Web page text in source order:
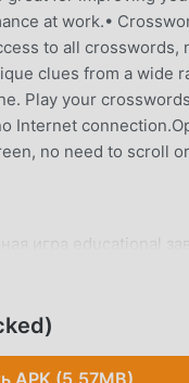
at work.•
to all crosswords,
clues from a wide
Play your
Internet
no need to scroll
игра educational
вы хотите скачать
бесплатно, но
moddroid
APK (5.57MB)